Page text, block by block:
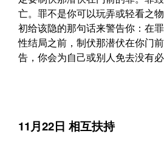
亡。罪不是你可以玩弄或轻看之
初给该隐的那句话来警告你：在
性结局之前，制伏那潜伏在你门
告，你会为自己或别人免去没有必
11月22日 相互扶持